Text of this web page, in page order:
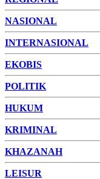
NASIONAL
INTERNASIONAL
EKOBIS
POLITIK
HUKUM
KRIMINAL
KHAZANAH
LEISUR